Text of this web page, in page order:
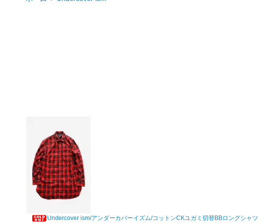
Undercover ism/アンダーカバーイズム/コットンCKユガミ切替BBロングシャツ